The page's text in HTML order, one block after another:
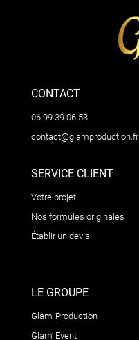
CONTACT
06 99 39 06 53
contact@glamproduction.fr
SERVICE CLIENT
Votre projet
Nos formules originales
Établir un devis
LE GROUPE
Glam’ Production
Glam’ Event